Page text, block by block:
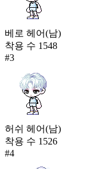
메이플 아지트 슈즈
71,386
42
차원의 수호자 부츠
70,236
베로 헤어(남)
착용 수 1548
#3
허쉬 헤어(남)
착용 수 1526
#4